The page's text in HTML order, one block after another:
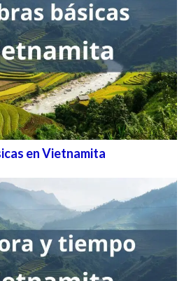
en Vietnamita